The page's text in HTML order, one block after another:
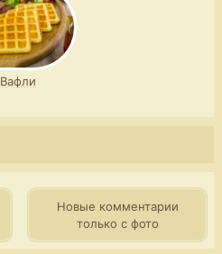
Вафли
Новые комментарии
только с фото